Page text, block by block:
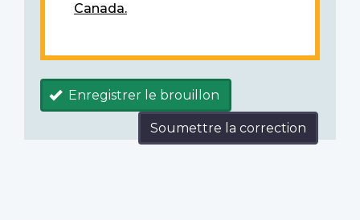
Canada.
Enregistrer le brouillon
Soumettre la correction